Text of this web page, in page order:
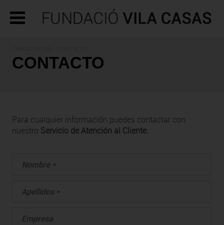
CONTACTO
Para cualquier información puedes contactar con
nuestro Servicio de Atención al Cliente.